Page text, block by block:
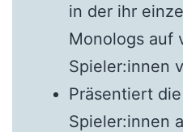
in der ihr
Monologs auf
Spieler:innen
Präsentiert
Spieler:innen